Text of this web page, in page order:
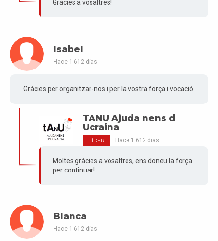
Gràcies a vosaltres!
Isabel
Hace 1.612 días
Gràcies per organitzar-nos i per la vostra força i vocació
TANU Ajuda nens d
Ucraina
LÍDER Hace 1.612 días
Moltes gràcies a vosaltres, ens doneu la força
per continuar!
Blanca
Hace 1.612 días